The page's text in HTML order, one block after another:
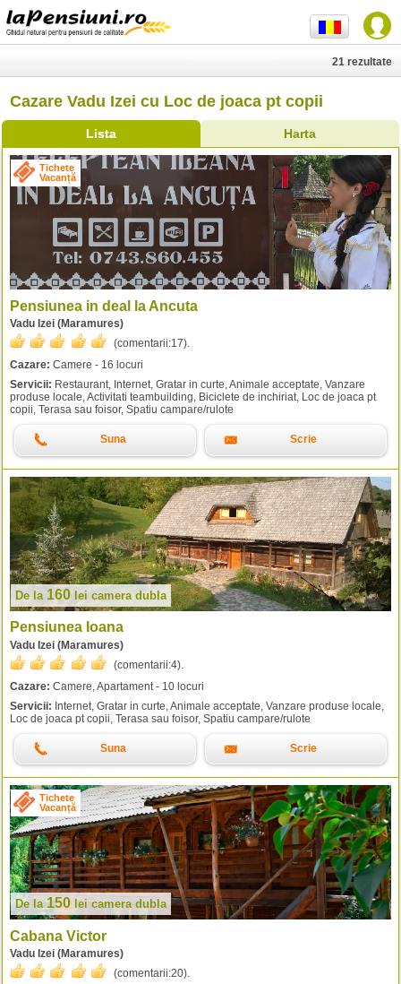
Cazare Vadu Izei cu Loc de joaca pt copii
Lista Harta
21 rezultate
Tichete
Vacanță
Pensiunea in deal la Ancuta
Vadu Izei (Maramures)
(comentarii:17).
Cazare: Camere - 16 locuri
Servicii: Restaurant, Internet, Gratar in curte, Animale acceptate, Vanzare
produse locale, Activitati teambuilding, Biciclete de inchiriat, Loc de joaca pt
copii, Terasa sau foisor, Spatiu campare/rulote
Suna Scrie
De la 160 lei camera dubla
Pensiunea Ioana
Vadu Izei (Maramures)
(comentarii:4).
Cazare: Camere, Apartament - 10 locuri
Servicii: Internet, Gratar in curte, Animale acceptate, Vanzare produse locale,
Loc de joaca pt copii, Terasa sau foisor, Spatiu campare/rulote
Suna Scrie
Tichete
Vacanță
De la 150 lei camera dubla
Cabana Victor
Vadu Izei (Maramures)
(comentarii:20).